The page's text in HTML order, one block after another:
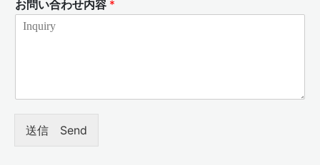
お問い合わせ内容 *
送信 Send